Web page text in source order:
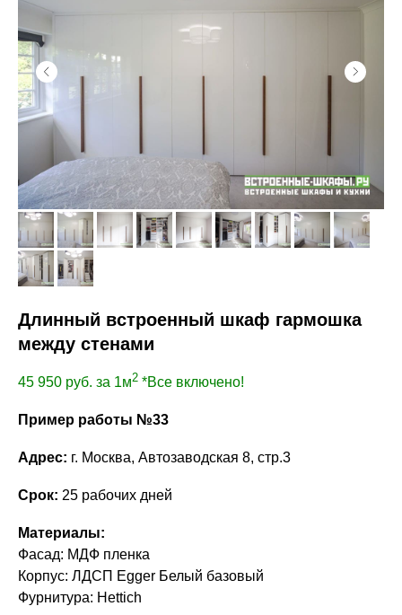
Длинный встроенный шкаф гармошка
между стенами
45 950 руб. за 1м2 *Все включено!
Пример работы №33
Адрес: г. Москва, Автозаводская 8, стр.3
Срок: 25 рабочих дней
Материалы:
Фасад: МДФ пленка
Корпус: ЛДСП Egger Белый базовый
Фурнитура: Hettich